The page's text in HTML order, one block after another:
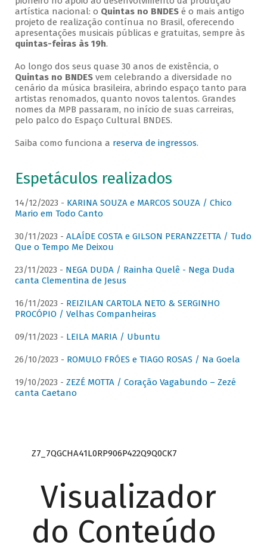
artística nacional: o Quintas no BNDESé o mais antigo
projeto de realização contínua no Brasil, oferecendo
apresentações musicais públicas e gratuitas, sempre às
quintas-feiras às 19h.
Ao longo dos seus quase 30 anos de existência, o
Quintas no BNDESvem celebrando a diversidade no
cenário da música brasileira, abrindo espaço tanto para
artistas renomados, quanto novos talentos. Grandes
nomes da MPB passaram, no início de suas carreiras,
pelo palco do Espaço Cultural BNDES.
Saiba como funciona a reserva de ingressos.
Espetáculos realizados
14/12/2023 - KARINA SOUZA e MARCOS SOUZA / Chico
Mario em Todo Canto
30/11/2023 - ALAÍDE COSTA e GILSON PERANZZETTA / Tudo
Que o Tempo Me Deixou
23/11/2023 - NEGA DUDA / Rainha Quelê - Nega Duda
canta Clementina de Jesus
16/11/2023 - REIZILAN CARTOLA NETO & SERGINHO
PROCÓPIO / Velhas Companheiras
09/11/2023 - LEILA MARIA / Ubuntu
26/10/2023 - ROMULO FRÓES e TIAGO ROSAS / Na Goela
19/10/2023 - ZEZÉ MOTTA / Coração Vagabundo – Zezé
canta Caetano
Z7_7QGCHA41L0RP906P422Q9Q0CK7
Visualizador
do Conteúdo